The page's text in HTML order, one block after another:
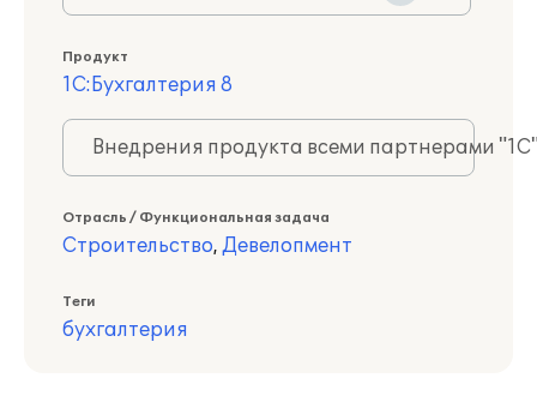
Продукт
1С:Бухгалтерия 8
Внедрения продукта всеми партнерами
Отрасль / Функциональная задача
Строительство, Девелопмент
Теги
бухгалтерия